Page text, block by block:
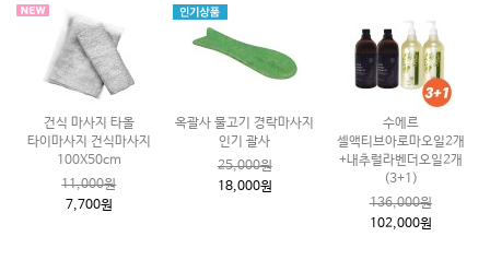
건식 마사지 타올
타이마사지 건식마사지
100X50cm
11,000원
7,700원
옥괄사 물고기 경락마사지
인기 괄사
25,000원
18,000원
수에르
셀액티브아로마오일2개
+내추럴라벤더오일2개
(3+1)
136,000원
102,000원